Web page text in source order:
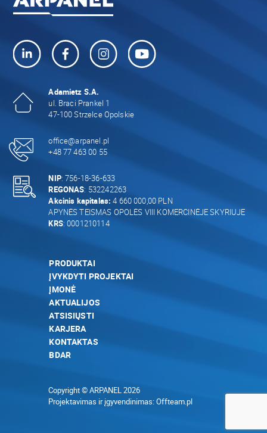
Adamietz S.A.
ul. Braci Prankel 1
47-100 Strzelce Opolskie
office@arpanel.pl
+48 77 463 00 55
NIP: 756-18-36-633
REGONAS: 532242263
Akcinis kapitalas: 4 660 000,00 PLN
APYNĖS TEISMAS OPOLĖS VIII KOMERCINĖJE SKYRIUJE
KRS: 0001210114
PRODUKTAI
ĮVYKDYTI PROJEKTAI
ĮMONĖ
AKTUALIJOS
ATSISIŲSTI
KARJERA
KONTAKTAS
BDAR
Copyright © ARPANEL 2026
Projektavimas ir įgyvendinimas:Offteam.pl